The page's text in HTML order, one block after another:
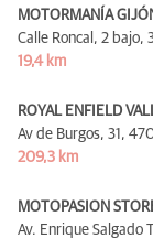
MOTORMANÍA
Calle Roncal, 2 bajo,
19,4 km
ROYAL ENFIELD
Av de Burgos, 31,
209,3 km
MOTOPASION
Av. Enrique Salgado